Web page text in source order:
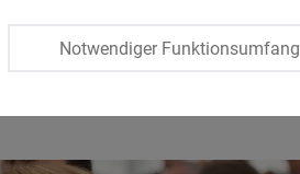
Englisch
Notwendiger Funktionsumfang